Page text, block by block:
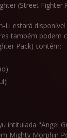
(Street Fighter
Li estará
também podem
Pack) contém:
intitulada "Angel
Mighty Morphin